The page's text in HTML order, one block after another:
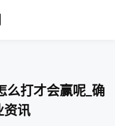
么打才会赢呢_确
资讯